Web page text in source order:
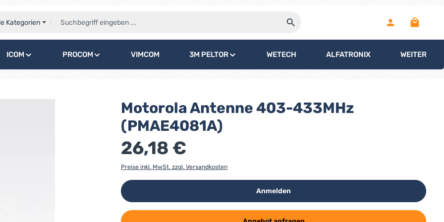
Kategorien
ICOM PROCOM VIMCOM 3M PELTOR WETECH ALFATRONIX WEITERE
Motorola Antenne 403-433MHz
(PMAE4081A)
26,18 €
Preise inkl. MwSt. zzgl. Versandkosten
Anmelden